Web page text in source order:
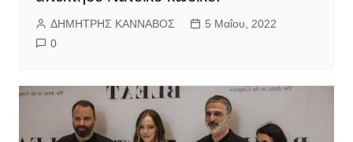
ΔΗΜΗΤΡΗΣ ΚΑΝΝΑΒΟΣ
5 Μαΐου, 2022
0